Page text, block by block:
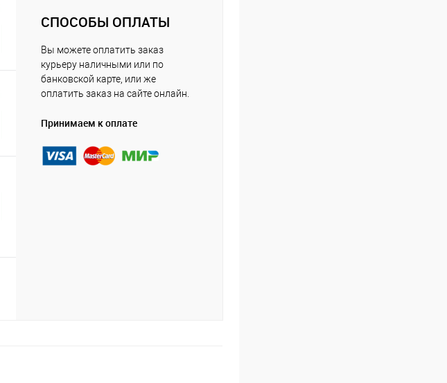
СПОСОБЫ ОПЛАТЫ
Вы можете оплатить заказ
курьеру наличными или по
банковской карте, или же
оплатить заказ на сайте онлайн.
Принимаем к оплате